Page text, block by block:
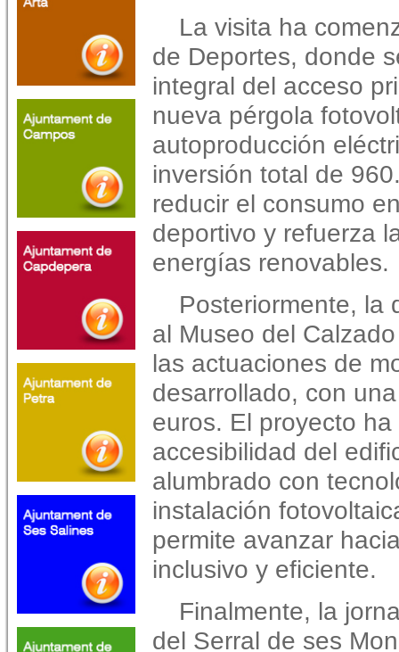
La visita ha
de Deportes, donde
integral del acceso
nueva pérgola
autoproducción
inversión total de
reducir el consumo
deportivo y refuerza
energías renovables.
Posteriormente, la
al Museo del
las actuaciones de
desarrollado, con
euros. El proyecto
accesibilidad del
alumbrado con
instalación
permite avanzar
inclusivo y eficiente.
Finalmente, la
del Serral de ses